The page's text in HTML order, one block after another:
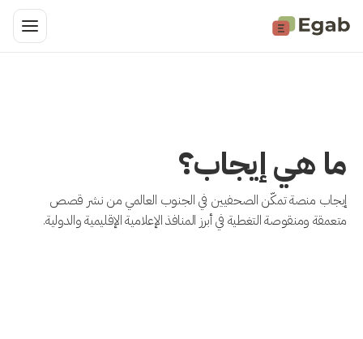
ما هي إيجاب؟
إيجاب منصة تمكّن الصحفيين في الجنوب العالمي من نشر قصص
متعمقة ومنقوصة التغطية في أبرز المنافذ الإعلامية الإقليمية والدولية.